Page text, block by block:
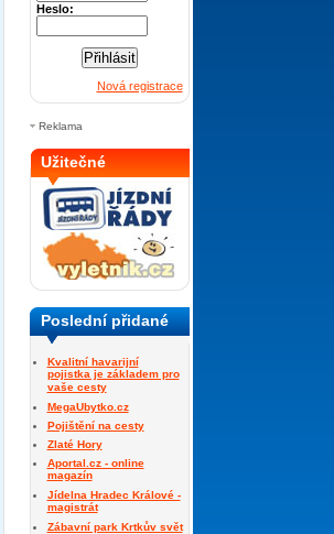
Heslo:
Nová registrace
Reklama
Užitečné
Poslední přidané
Kvalitní havarijní
pojistka je základem pro
vaše cesty
MegaUbytko.cz
Pojištění na cesty
Zlaté Hory
Aportal.cz - online
magazín
Jídelna Hradec Králové -
magistrát
Zábavní park Krtkův svět